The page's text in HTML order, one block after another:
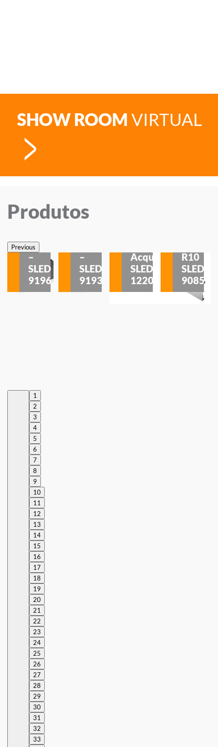
SHOW ROOM VIRTUAL
Produtos
PreviousSobrepor
–
SLED
9196
–
SLED
9193
Acqua
SLED
1220
R10
SLED
9085
1
2
3
4
5
6
7
8
9
10
11
12
13
14
15
16
17
18
19
20
21
22
23
24
25
26
27
28
29
30
31
32
33